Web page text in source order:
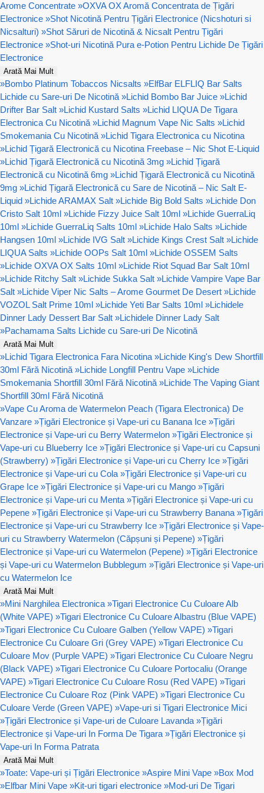
Arome Concentrate »OXVA OX Aromă Concentrata de Țigări
Electronice »Shot Nicotină Pentru Țigări Electronice (Nicshoturi si
Nicsalturi) »Shot Săruri de Nicotină & Nicsalt Pentru Țigări
Electronice »Shot-uri Nicotină Pura e-Potion Pentru Lichide De Țigări
Electronice
Arată Mai Mult
»Bombo Platinum Tobaccos Nicsalts »ElfBar ELFLIQ Bar Salts
Lichide cu Sare-uri De Nicotină »Lichid Bombo Bar Juice »Lichid
Drifter Bar Salt »Lichid Kustard Salts »Lichid LIQUA De Tigara
Electronica Cu Nicotină »Lichid Magnum Vape Nic Salts »Lichid
Smokemania Cu Nicotină »Lichid Tigara Electronica cu Nicotina
»Lichid Țigară Electronică cu Nicotina Freebase – Nic Shot E-Liquid
»Lichid Țigară Electronică cu Nicotină 3mg »Lichid Țigară
Electronică cu Nicotină 6mg »Lichid Țigară Electronică cu Nicotină
9mg »Lichid Țigară Electronică cu Sare de Nicotină – Nic Salt E-
Liquid »Lichide ARAMAX Salt »Lichide Big Bold Salts »Lichide Don
Cristo Salt 10ml »Lichide Fizzy Juice Salt 10ml »Lichide GuerraLiq
10ml »Lichide GuerraLiq Salts 10ml »Lichide Halo Salts »Lichide
Hangsen 10ml »Lichide IVG Salt »Lichide Kings Crest Salt »Lichide
LIQUA Salts »Lichide OOPs Salt 10ml »Lichide OSSEM Salts
»Lichide OXVA OX Salts 10ml »Lichide Riot Squad Bar Salt 10ml
»Lichide Ritchy Salt »Lichide Sukka Salt »Lichide Vampire Vape Bar
Salt »Lichide Viper Nic Salts – Arome Gourmet De Desert »Lichide
VOZOL Salt Prime 10ml »Lichide Yeti Bar Salts 10ml »Lichidele
Dinner Lady Dessert Bar Salt »Lichidele Dinner Lady Salt
»Pachamama Salts Lichide cu Sare-uri De Nicotină
Arată Mai Mult
»Lichid Tigara Electronica Fara Nicotina »Lichide King's Dew Shortfill
30ml Fără Nicotină »Lichide Longfill Pentru Vape »Lichide
Smokemania Shortfill 30ml Fără Nicotină »Lichide The Vaping Giant
Shortfill 30ml Fără Nicotină
»Vape Cu Aroma de Watermelon Peach (Tigara Electronica) De
Vanzare »Țigări Electronice și Vape-uri cu Banana Ice »Țigări
Electronice și Vape-uri cu Berry Watermelon »Țigări Electronice și
Vape-uri cu Blueberry Ice »Țigări Electronice și Vape-uri cu Capsuni
(Strawberry) »Țigări Electronice și Vape-uri cu Cherry Ice »Țigări
Electronice și Vape-uri cu Cola »Țigări Electronice și Vape-uri cu
Grape Ice »Țigări Electronice și Vape-uri cu Mango »Țigări
Electronice și Vape-uri cu Menta »Țigări Electronice și Vape-uri cu
Pepene »Țigări Electronice și Vape-uri cu Strawberry Banana »Țigări
Electronice și Vape-uri cu Strawberry Ice »Țigări Electronice și Vape-
uri cu Strawberry Watermelon (Căpșuni și Pepene) »Țigări
Electronice și Vape-uri cu Watermelon (Pepene) »Țigări Electronice
și Vape-uri cu Watermelon Bubblegum »Țigări Electronice și Vape-uri
cu Watermelon Ice
Arată Mai Mult
»Mini Narghilea Electronica »Tigari Electronice Cu Culoare Alb
(White VAPE) »Tigari Electronice Cu Culoare Albastru (Blue VAPE)
»Tigari Electronice Cu Culoare Galben (Yellow VAPE) »Tigari
Electronice Cu Culoare Gri (Grey VAPE) »Tigari Electronice Cu
Culoare Mov (Purple VAPE) »Tigari Electronice Cu Culoare Negru
(Black VAPE) »Tigari Electronice Cu Culoare Portocaliu (Orange
VAPE) »Tigari Electronice Cu Culoare Rosu (Red VAPE) »Tigari
Electronice Cu Culoare Roz (Pink VAPE) »Tigari Electronice Cu
Culoare Verde (Green VAPE) »Vape-uri si Tigari Electronice Mici
»Țigări Electronice și Vape-uri de Culoare Lavanda »Țigări
Electronice și Vape-uri In Forma De Tigara »Țigări Electronice și
Vape-uri In Forma Patrata
Arată Mai Mult
»Toate: Vape-uri și Țigări Electronice »Aspire Mini Vape »Box Mod
»Elfbar Mini Vape »Kit-uri tigari electronice »Mod-uri De Tigari